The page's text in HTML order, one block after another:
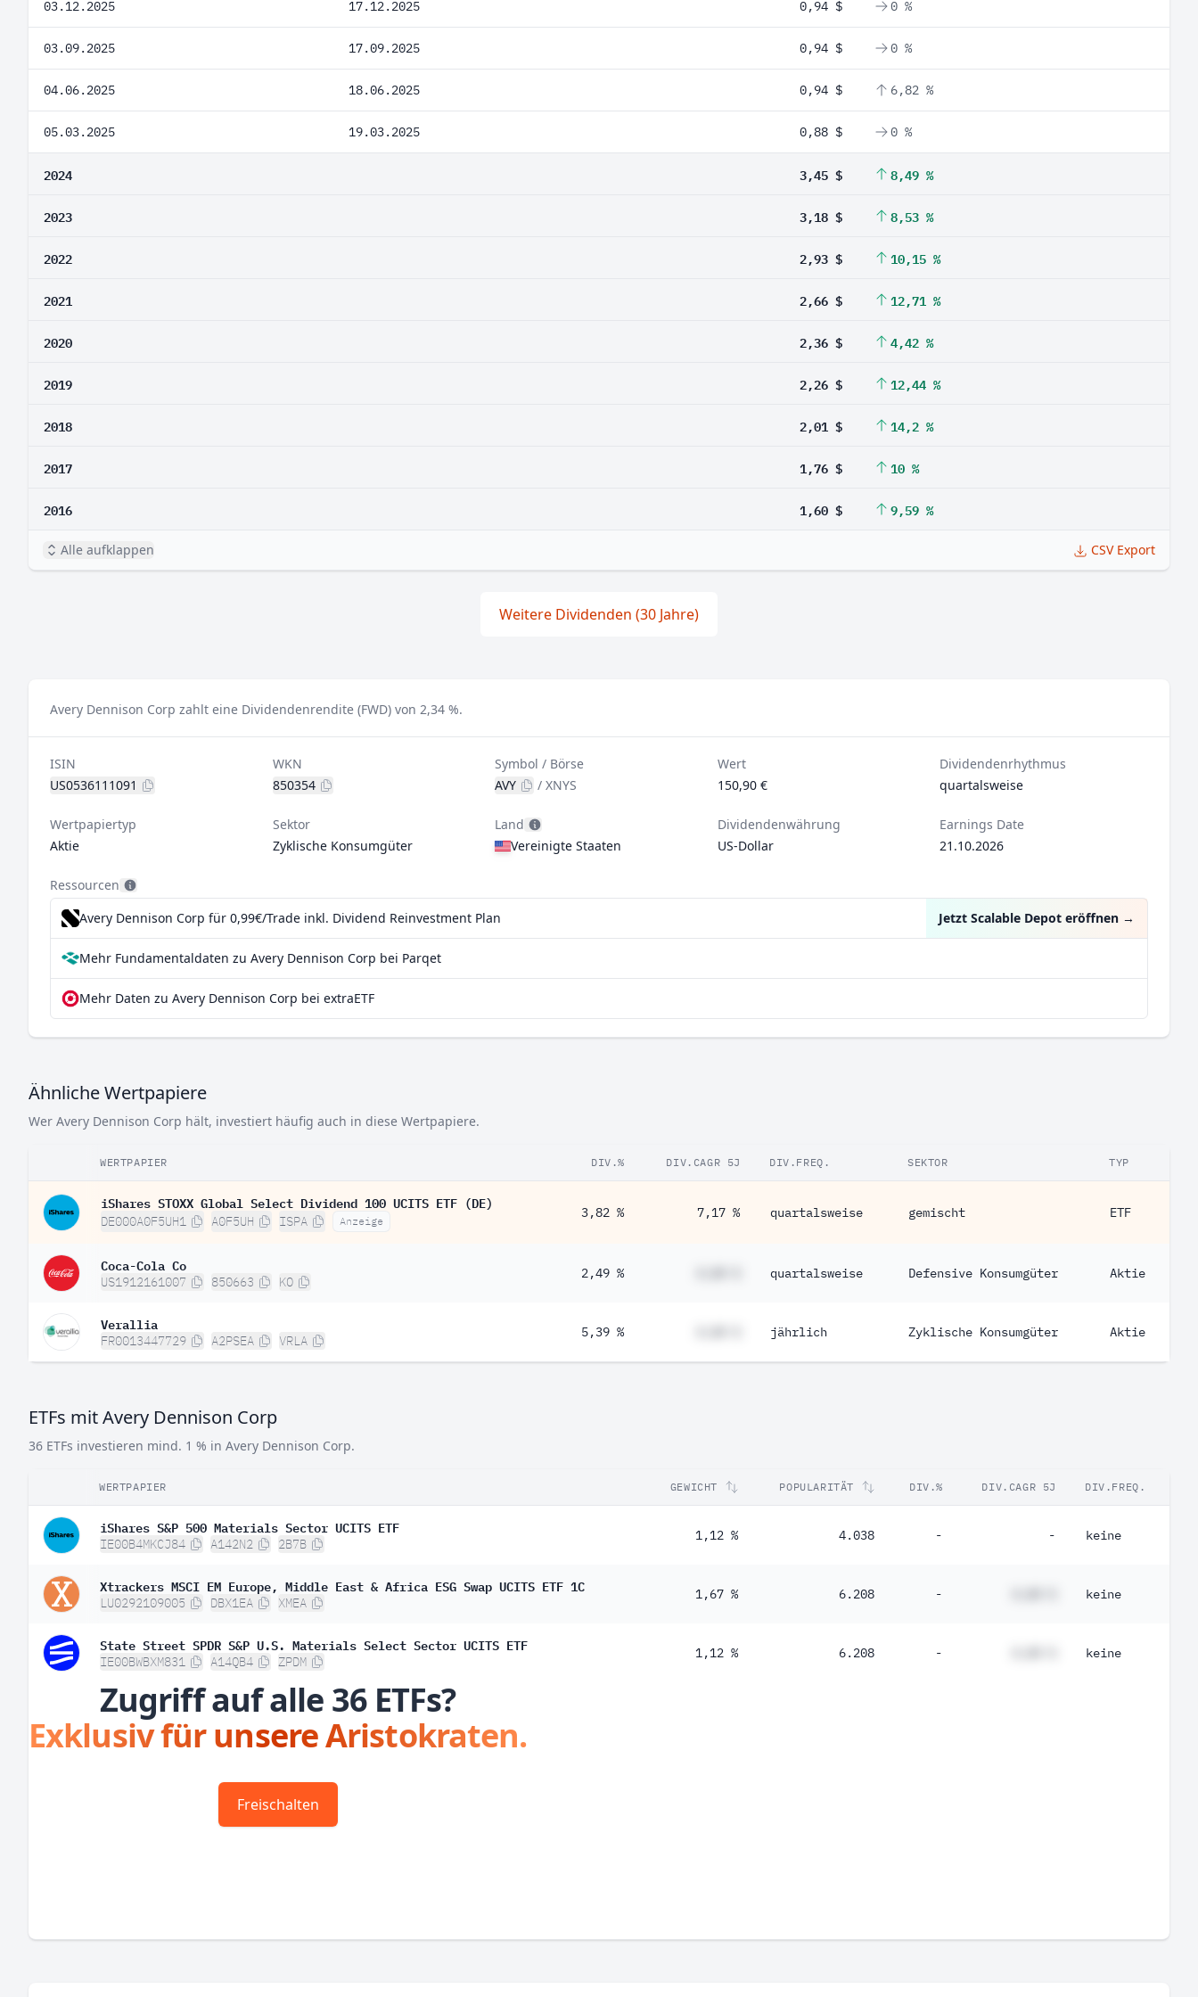
03.12.2025 17.12.2025 0,94 $ 0 %
03.09.2025 17.09.2025 0,94 $ 0 %
04.06.2025 18.06.2025 0,94 $ 6,82 %
05.03.2025 19.03.2025 0,88 $ 0 %
2024 3,45 $ 8,49 %
2023 3,18 $ 8,53 %
2022 2,93 $ 10,15 %
2021 2,66 $ 12,71 %
2020 2,36 $ 4,42 %
2019 2,26 $ 12,44 %
2018 2,01 $ 14,2 %
2017 1,76 $ 10 %
2016 1,60 $ 9,59 %
Alle aufklappen CSV Export
Weitere Dividenden (30 Jahre)
Avery Dennison Corp zahlt eine Dividendenrendite (FWD) von 2,34 %.
ISIN
US0536111091
WKN
850354
Symbol / Börse
AVY
/XNYS
Wert
150,90 €
Dividendenrhythmus
quartalsweise
Wertpapiertyp
Aktie
Sektor
Zyklische Konsumgüter
Land
Vereinigte Staaten
Dividendenwährung
US-Dollar
Earnings Date
21.10.2026
Ressourcen
Avery Dennison Corp für 0,99€/Trade inkl. Dividend Reinvestment Plan
Jetzt Scalable Depot eröffnen →
Mehr Fundamentaldaten zu Avery Dennison Corp bei Parqet
Mehr Daten zu Avery Dennison Corp bei extraETF
Ähnliche Wertpapiere
Wer Avery Dennison Corp hält, investiert häufig auch in diese Wertpapiere.
WERTPAPIER DIV.% DIV.CAGR 5J DIV.FREQ. SEKTOR TYP
iShares STOXX Global Select Dividend 100 UCITS ETF (DE)
DE000A0F5UH1 A0F5UH ISPA Anzeige
3,82 % 7,17 % quartalsweise gemischt ETF
Coca-Cola Co
US1912161007 850663 KO
2,49 % quartalsweise Defensive Konsumgüter Aktie
Verallia
FR0013447729 A2PSEA VRLA
5,39 % jährlich Zyklische Konsumgüter Aktie
ETFs mit Avery Dennison Corp
36 ETFs investieren mind. 1 % in Avery Dennison Corp.
WERTPAPIER GEWICHT POPULARITÄT DIV.% DIV.CAGR 5J DIV.FREQ.
iShares S&P 500 Materials Sector UCITS ETF
IE00B4MKCJ84 A142N2 2B7B
1,12 % 4.038 - - keine
Xtrackers MSCI EM Europe, Middle East & Africa ESG Swap UCITS ETF 1C
LU0292109005 DBX1EA XMEA
1,67 % 6.208 - keine
State Street SPDR S&P U.S. Materials Select Sector UCITS ETF
IE00BWBXM831 A14QB4 ZPDM
1,12 % 6.208 - keine
Zugriff auf alle 36 ETFs?
Exklusiv für unsere Aristokraten.
Freischalten